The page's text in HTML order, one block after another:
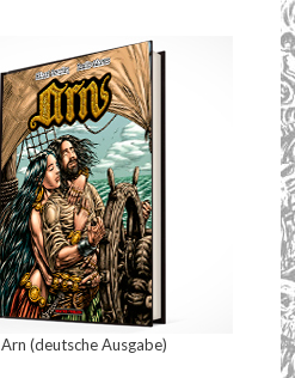
Arn (deutsche Ausgabe)